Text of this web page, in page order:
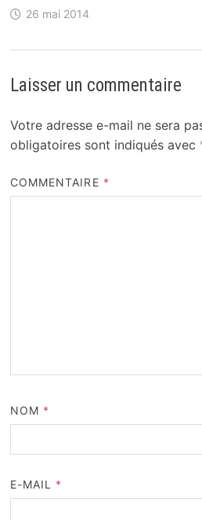
26 mai 2014
Laisser un commentaire
Votre adresse e-mail ne sera
obligatoires sont indiqués avec
COMMENTAIRE *
NOM *
E-MAIL *